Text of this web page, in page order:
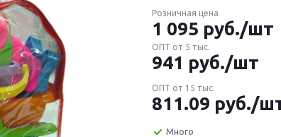
Розничная цена
1 095 руб./шт
ОПТ от 5 тыс.
941 руб./шт
ОПТ от 15 тыс.
811.09 руб./
Много